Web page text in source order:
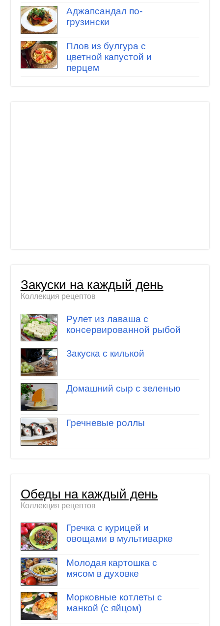
Аджапсандал по-
грузински
Плов из булгура с
цветной капустой и
перцем
Закуски на каждый день
Коллекция рецептов
Рулет из лаваша с
консервированной рыбой
Закуска с килькой
Домашний сыр с зеленью
Гречневые роллы
Обеды на каждый день
Коллекция рецептов
Гречка с курицей и
овощами в мультиварке
Молодая картошка с
мясом в духовке
Морковные котлеты с
манкой (с яйцом)